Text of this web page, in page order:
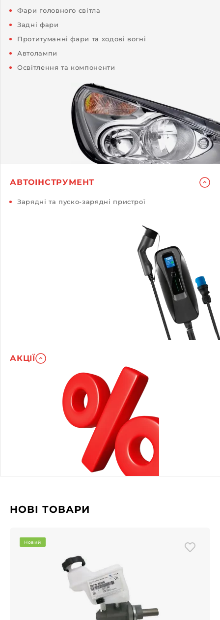
Фари головного світла
Задні фари
Протитуманні фари та ходові вогні
Автолампи
Освітлення та компоненти
АВТОІНСТРУМЕНТ
Зарядні та пуско-зарядні пристрої
АКЦІЇ
НОВІ ТОВАРИ
Новий